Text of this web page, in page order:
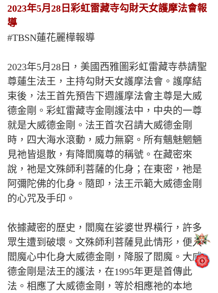
2023年5月28日彩虹雷藏寺勾財天女護摩法會報
導
#TBSN蓮花麗樺報導
2023年5月28日，美國西雅圖彩虹雷藏寺恭請聖
尊蓮生法王，主持勾財天女護摩法會。護摩結
束後，法王首先預告下週護摩法會主尊是大威
德金剛。彩虹雷藏寺金剛護法中，中央的一尊
就是大威德金剛。法王首次召請大威德金剛
時，四大海水滾動，威力無窮。所有魑魅魍魎
見祂皆退散，有降閻魔尊的稱號。在藏密來
說，祂是文殊師利菩薩的化身；在東密，祂是
阿彌陀佛的化身。隨即，法王示範大威德金剛
的心咒及手印。
依據藏密的歷史，閻魔在娑婆世界橫行，許多
眾生遭到破壞。文殊師利菩薩見此情形，便入
閻魔心中化身大威德金剛，降服了閻魔。大威
德金剛是法王的護法，在1995年更是首傳此
法。相應了大威德金剛，等於相應祂的本地